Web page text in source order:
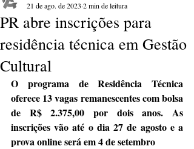
PR abre inscrições para
residência técnica em Gestão
Cultural
21 de ago. de 2023 2 min de leitura
O programa de Residência Técnica
oferece 13 vagas remanescentes com bolsa
de R$ 2.375,00 por dois anos. As
inscrições vão até o dia 27 de agosto e a
prova online será em 4 de setembro